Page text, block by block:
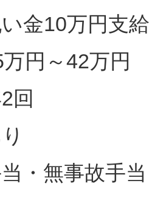
い金10万円支
万円～42万円
回
当・無事故手